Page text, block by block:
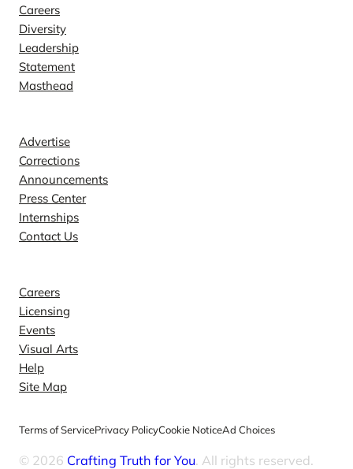
Careers
Diversity
Leadership
Statement
Masthead
Advertise
Corrections
Announcements
Press Center
Internships
Contact Us
Careers
Licensing
Events
Visual Arts
Help
Site Map
Terms of ServicePrivacy PolicyCookie NoticeAd Choices
© 2026 Crafting Truth for You. All rights reserved.